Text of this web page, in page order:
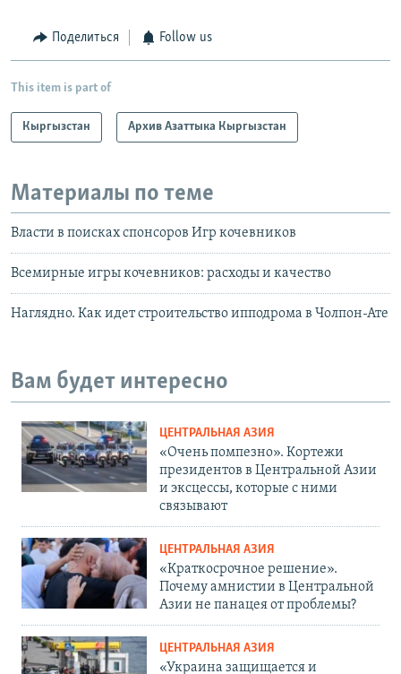
d
e
Поделиться Follow us
This item is part of
Кыргызстан Архив Азаттыка Кыргызстан
Материалы по теме
Власти в поисках спонсоров Игр кочевников
Всемирные игры кочевников: расходы и качество
Наглядно. Как идет строительство ипподрома в Чолпон-Ате
Вам будет интересно
ЦЕНТРАЛЬНАЯ АЗИЯ
«Очень помпезно». Кортежи
президентов в Центральной Азии
и эксцессы, которые с ними
связывают
ЦЕНТРАЛЬНАЯ АЗИЯ
«Краткосрочное решение».
Почему амнистии в Центральной
Азии не панацея от проблемы?
ЦЕНТРАЛЬНАЯ АЗИЯ
«Украина защищается и